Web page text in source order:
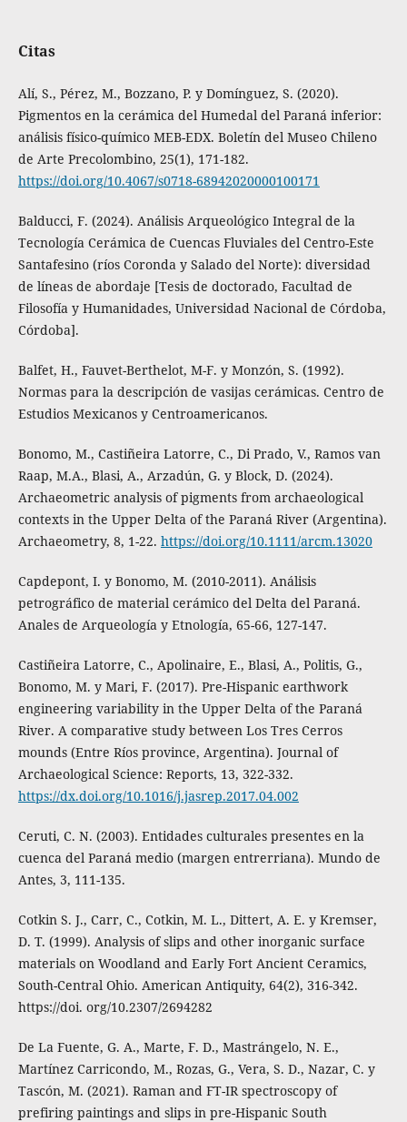
Citas
Alí, S., Pérez, M., Bozzano, P. y Domínguez, S. (2020).
Pigmentos en la cerámica del Humedal del Paraná inferior:
análisis físico-químico MEB-EDX. Boletín del Museo Chileno
de Arte Precolombino, 25(1), 171-182.
https://doi.org/10.4067/s0718-68942020000100171
Balducci, F. (2024). Análisis Arqueológico Integral de la
Tecnología Cerámica de Cuencas Fluviales del Centro-Este
Santafesino (ríos Coronda y Salado del Norte): diversidad
de líneas de abordaje [Tesis de doctorado, Facultad de
Filosofía y Humanidades, Universidad Nacional de Córdoba,
Córdoba].
Balfet, H., Fauvet-Berthelot, M-F. y Monzón, S. (1992).
Normas para la descripción de vasijas cerámicas. Centro de
Estudios Mexicanos y Centroamericanos.
Bonomo, M., Castiñeira Latorre, C., Di Prado, V., Ramos van
Raap, M.A., Blasi, A., Arzadún, G. y Block, D. (2024).
Archaeometric analysis of pigments from archaeological
contexts in the Upper Delta of the Paraná River (Argentina).
Archaeometry, 8, 1-22. https://doi.org/10.1111/arcm.13020
Capdepont, I. y Bonomo, M. (2010-2011). Análisis
petrográfico de material cerámico del Delta del Paraná.
Anales de Arqueología y Etnología, 65-66, 127-147.
Castiñeira Latorre, C., Apolinaire, E., Blasi, A., Politis, G.,
Bonomo, M. y Mari, F. (2017). Pre-Hispanic earthwork
engineering variability in the Upper Delta of the Paraná
River. A comparative study between Los Tres Cerros
mounds (Entre Ríos province, Argentina). Journal of
Archaeological Science: Reports, 13, 322-332.
https://dx.doi.org/10.1016/j.jasrep.2017.04.002
Ceruti, C. N. (2003). Entidades culturales presentes en la
cuenca del Paraná medio (margen entrerriana). Mundo de
Antes, 3, 111-135.
Cotkin S. J., Carr, C., Cotkin, M. L., Dittert, A. E. y Kremser,
D. T. (1999). Analysis of slips and other inorganic surface
materials on Woodland and Early Fort Ancient Ceramics,
South-Central Ohio. American Antiquity, 64(2), 316-342.
https://doi. org/10.2307/2694282
De La Fuente, G. A., Marte, F. D., Mastrángelo, N. E.,
Martínez Carricondo, M., Rozas, G., Vera, S. D., Nazar, C. y
Tascón, M. (2021). Raman and FT-IR spectroscopy of
prefiring paintings and slips in pre-Hispanic South